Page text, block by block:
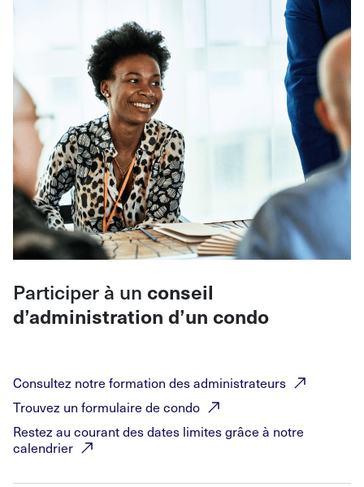
Participer à un conseil
d’administration d’un condo
Consultez notre formation desadministrateurs
Trouvez un formulaire de condo
Restez au courant des dates limites grâce à notre
calendrier